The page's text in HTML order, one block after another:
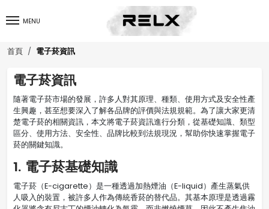
MENU
首頁 電子菸資訊
電子菸資訊
隨著電子菸市場的發展，許多人對其原理、種類、使用方式及安全性產
生興趣，甚至想要深入了解各品牌的評價與法規規範。為了讓大家更清
楚電子菸的相關資訊，本文將電子菸資訊進行分類，從基礎知識、類型
區分、使用方法、安全性、品牌比較到法規現況，幫助你快速掌握電子
菸的關鍵知識。
1. 電子菸基礎知識
電子菸（E-cigarette）是一種透過加熱煙油（E-liquid）產生蒸氣供
人吸入的裝置，被許多人作為傳統香菸的替代品。其基本原理是透過霧